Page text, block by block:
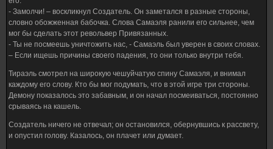
- Замолчи! – воскликнул Создатель. Он заметался в разные стороны,
словно обожженная бабочка. Слова Самаэля ранили его сильнее, чем
мог бы сделать этот револьвер Привязанных.
- Ты не посмеешь уничтожить нас, - Самаэль был уверен в своих словах.
– Если ищешь причины своего падения, то они только внутри тебя.
Тираэль смотрел на широкую чешуйчатую спину Самаэля, и внимал
каждому его слову. Кто бы мог подумать, что в этой игре три стороны.
Демону показалось это забавным, и он начал посмеиваться, постоянно
срываясь на кашель.
Создатель ничего не отвечал; он остановился, обернувшись к рассвету,
и опустил голову. Казалось, он плачет или думает.